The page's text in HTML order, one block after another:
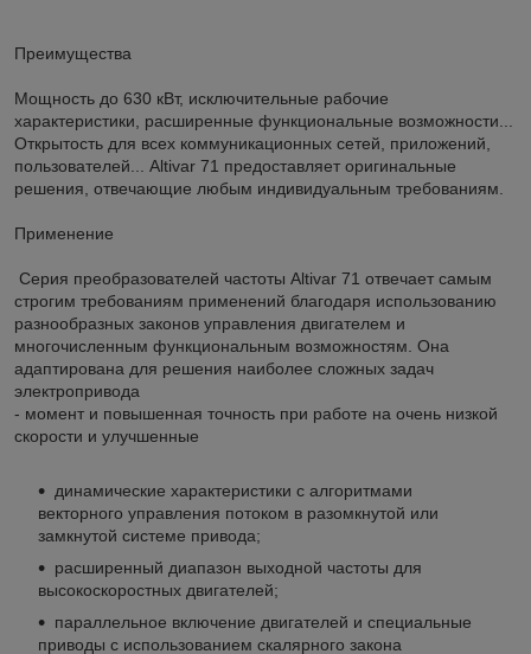
Преимущества
Мощность до 630 кВт, исключительные рабочие
характеристики, расширенные функциональные возможности...
Открытость для всех коммуникационных сетей, приложений,
пользователей... Altivar 71 предоставляет оригинальные
решения, отвечающие любым индивидуальным требованиям.
Применение
Серия преобразователей частоты Altivar 71 отвечает самым
строгим требованиям применений благодаря использованию
разнообразных законов управления двигателем и
многочисленным функциональным возможностям. Она
адаптирована для решения наиболее сложных задач
электропривода
- момент и повышенная точность при работе на очень низкой
скорости и улучшенные
динамические характеристики с алгоритмами
векторного управления потоком в разомкнутой или
замкнутой системе привода;
расширенный диапазон выходной частоты для
высокоскоростных двигателей;
параллельное включение двигателей и специальные
приводы с использованием скалярного закона